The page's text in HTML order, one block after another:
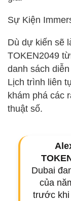
Sự Kiện
Dù dự kiến sẽ
TOKEN2049
danh sách
Lịch trình liên
khám phá các
thuật số.
Dubai
của
trước